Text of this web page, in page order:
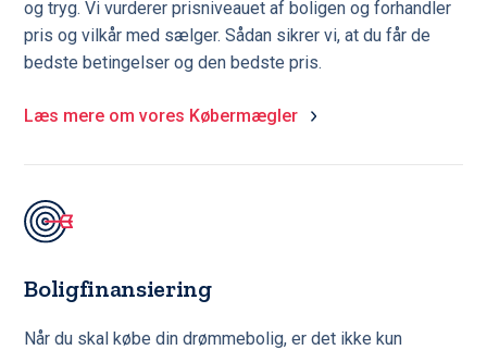
og tryg. Vi vurderer prisniveauet af boligen og forhandler
pris og vilkår med sælger. Sådan sikrer vi, at du får de
bedste betingelser og den bedste pris.
Læs mere om vores Købermægler
Boligfinansiering
Når du skal købe din drømmebolig, er det ikke kun